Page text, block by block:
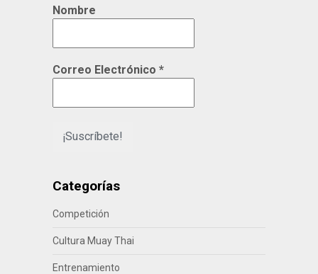
Nombre
Correo Electrónico *
Categorías
Competición
Cultura Muay Thai
Entrenamiento